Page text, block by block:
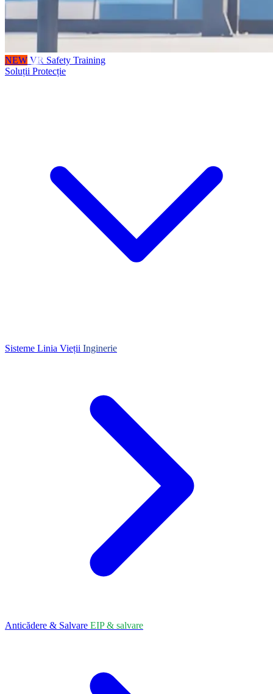
NEW VR Safety Training
Soluții Protecție
Sisteme Linia Vieții Inginerie
Anticădere & Salvare EIP & salvare